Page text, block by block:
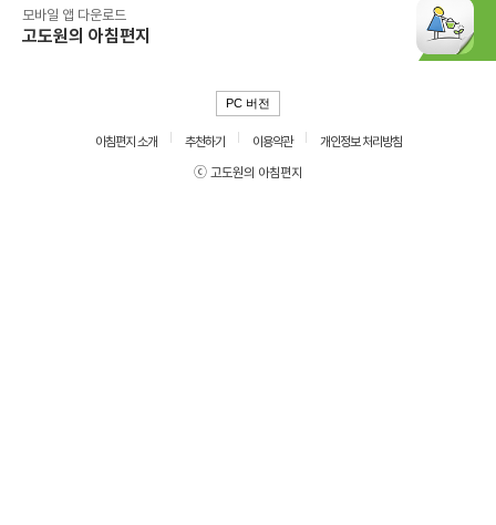
모바일 앱 다운로드
고도원의 아침편지
PC 버전
아침편지 소개 추천하기 이용약관
개인정보 처리방침
ⓒ 고도원의 아침편지